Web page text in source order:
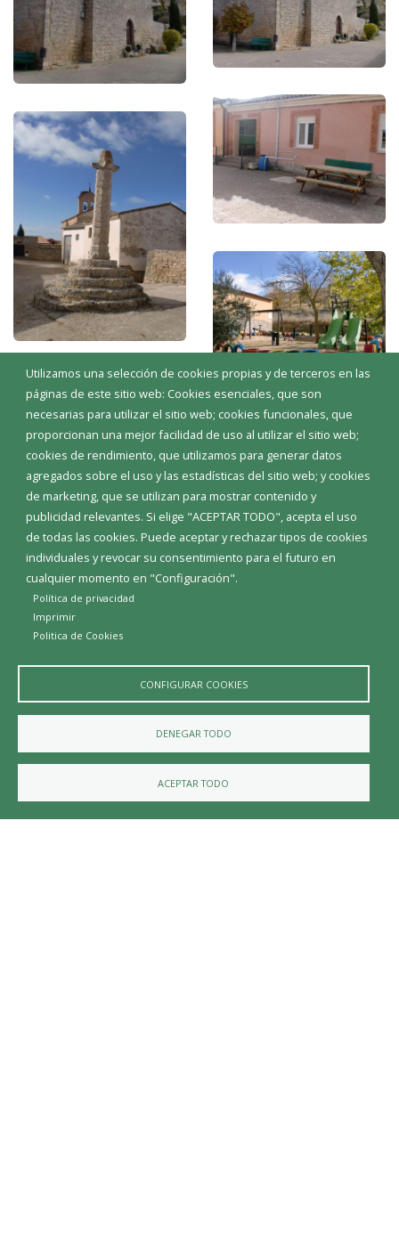
Utilizamos una selección de cookies propias y de terceros en las
páginas de este sitio web: Cookies esenciales, que son
necesarias para utilizar el sitio web; cookies funcionales, que
proporcionan una mejor facilidad de uso al utilizar el sitio web;
cookies de rendimiento, que utilizamos para generar datos
agregados sobre el uso y las estadísticas del sitio web; y cookies
de marketing, que se utilizan para mostrar contenido y
publicidad relevantes. Si elige "ACEPTAR TODO", acepta el uso
de todas las cookies. Puede aceptar y rechazar tipos de cookies
individuales y revocar su consentimiento para el futuro en
cualquier momento en "Configuración".
Política de privacidad
Imprimir
Politica de Cookies
CONFIGURAR COOKIES
DENEGAR TODO
ACEPTAR TODO
Ayuntamiento de Barrio de Muñó
DIRECCIÓN
Plaza Mayor s/n - 09229